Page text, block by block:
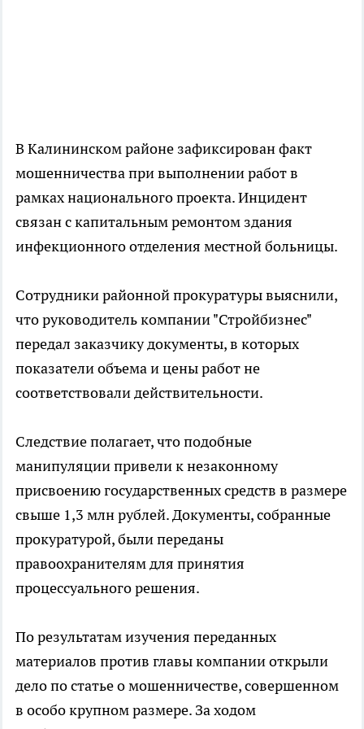
В Калининском районе зафиксирован факт
мошенничества при выполнении работ в
рамках национального проекта. Инцидент
связан с капитальным ремонтом здания
инфекционного отделения местной больницы.
Сотрудники районной прокуратуры выяснили,
что руководитель компании "Стройбизнес"
передал заказчику документы, в которых
показатели объема и цены работ не
соответствовали действительности.
Следствие полагает, что подобные
манипуляции привели к незаконному
присвоению государственных средств в размере
свыше 1,3 млн рублей. Документы, собранные
прокуратурой, были переданы
правоохранителям для принятия
процессуального решения.
По результатам изучения переданных
материалов против главы компании открыли
дело по статье о мошенничестве, совершенном
в особо крупном размере. За ходом